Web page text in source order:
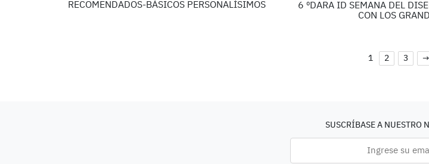
RECOMENDADOS-BÁSICOS PERSONALÍSIMOS
6 ºDARA ID SEMANA DEL
CON LOS
1 2 3 →
SUSCRÍBASE A NUESTRO